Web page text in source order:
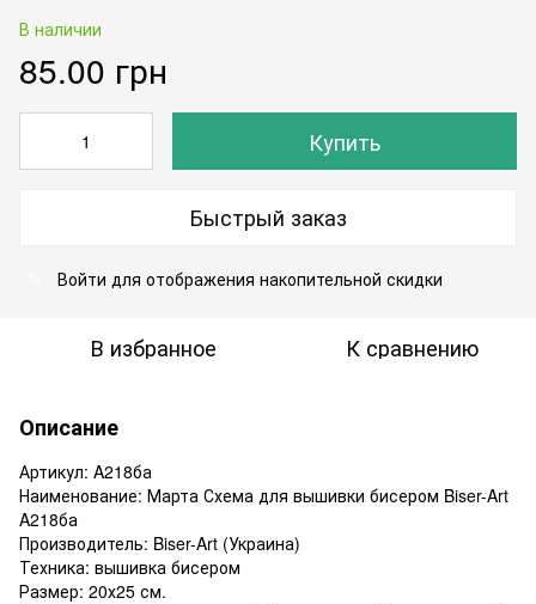
В наличии
85.00 грн
Купить
Быстрый заказ
Войти для отображения накопительной скидки
В избранное К сравнению
Описание
Артикул: A218ба
Наименование: Марта Схема для вышивки бисером Biser-Art
A218ба
Производитель: Biser-Art (Украина)
Техника: вышивка бисером
Размер: 20х25 см.